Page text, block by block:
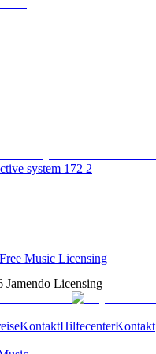
system 172 2
Music Licensing
Jamendo Licensing
KontaktHilfecenterKontakt